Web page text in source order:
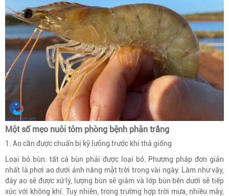
Một số mẹo nuôi tôm phòng bệnh phân trắng
1. Ao cần được chuẩn bị kỹ lưỡng trước khi thả giống
Loại bỏ bùn: tất cả bùn phải được loại bỏ. Phương pháp đơn giản
nhất là phơi ao dưới ánh nắng mặt trời trong vài ngày. Làm như vậy,
đáy ao sẽ được xử lý, lượng bùn sẽ giảm và lớp bùn bên dưới sẽ tiếp
xúc với không khí. Tuy nhiên, trong trường hợp trời mưa, nhiều mây,